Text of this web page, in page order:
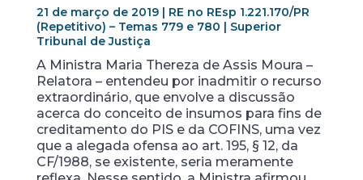
21 de março de 2019 | RE no REsp 1.221.170/PR
(Repetitivo) – Temas 779 e 780 | Superior
Tribunal de Justiça
A Ministra Maria Thereza de Assis Moura –
Relatora – entendeu por inadmitir o recurso
extraordinário, que envolve a discussão
acerca do conceito de insumos para fins de
creditamento do PIS e da COFINS, uma vez
que a alegada ofensa ao art. 195, § 12, da
CF/1988, se existente, seria meramente